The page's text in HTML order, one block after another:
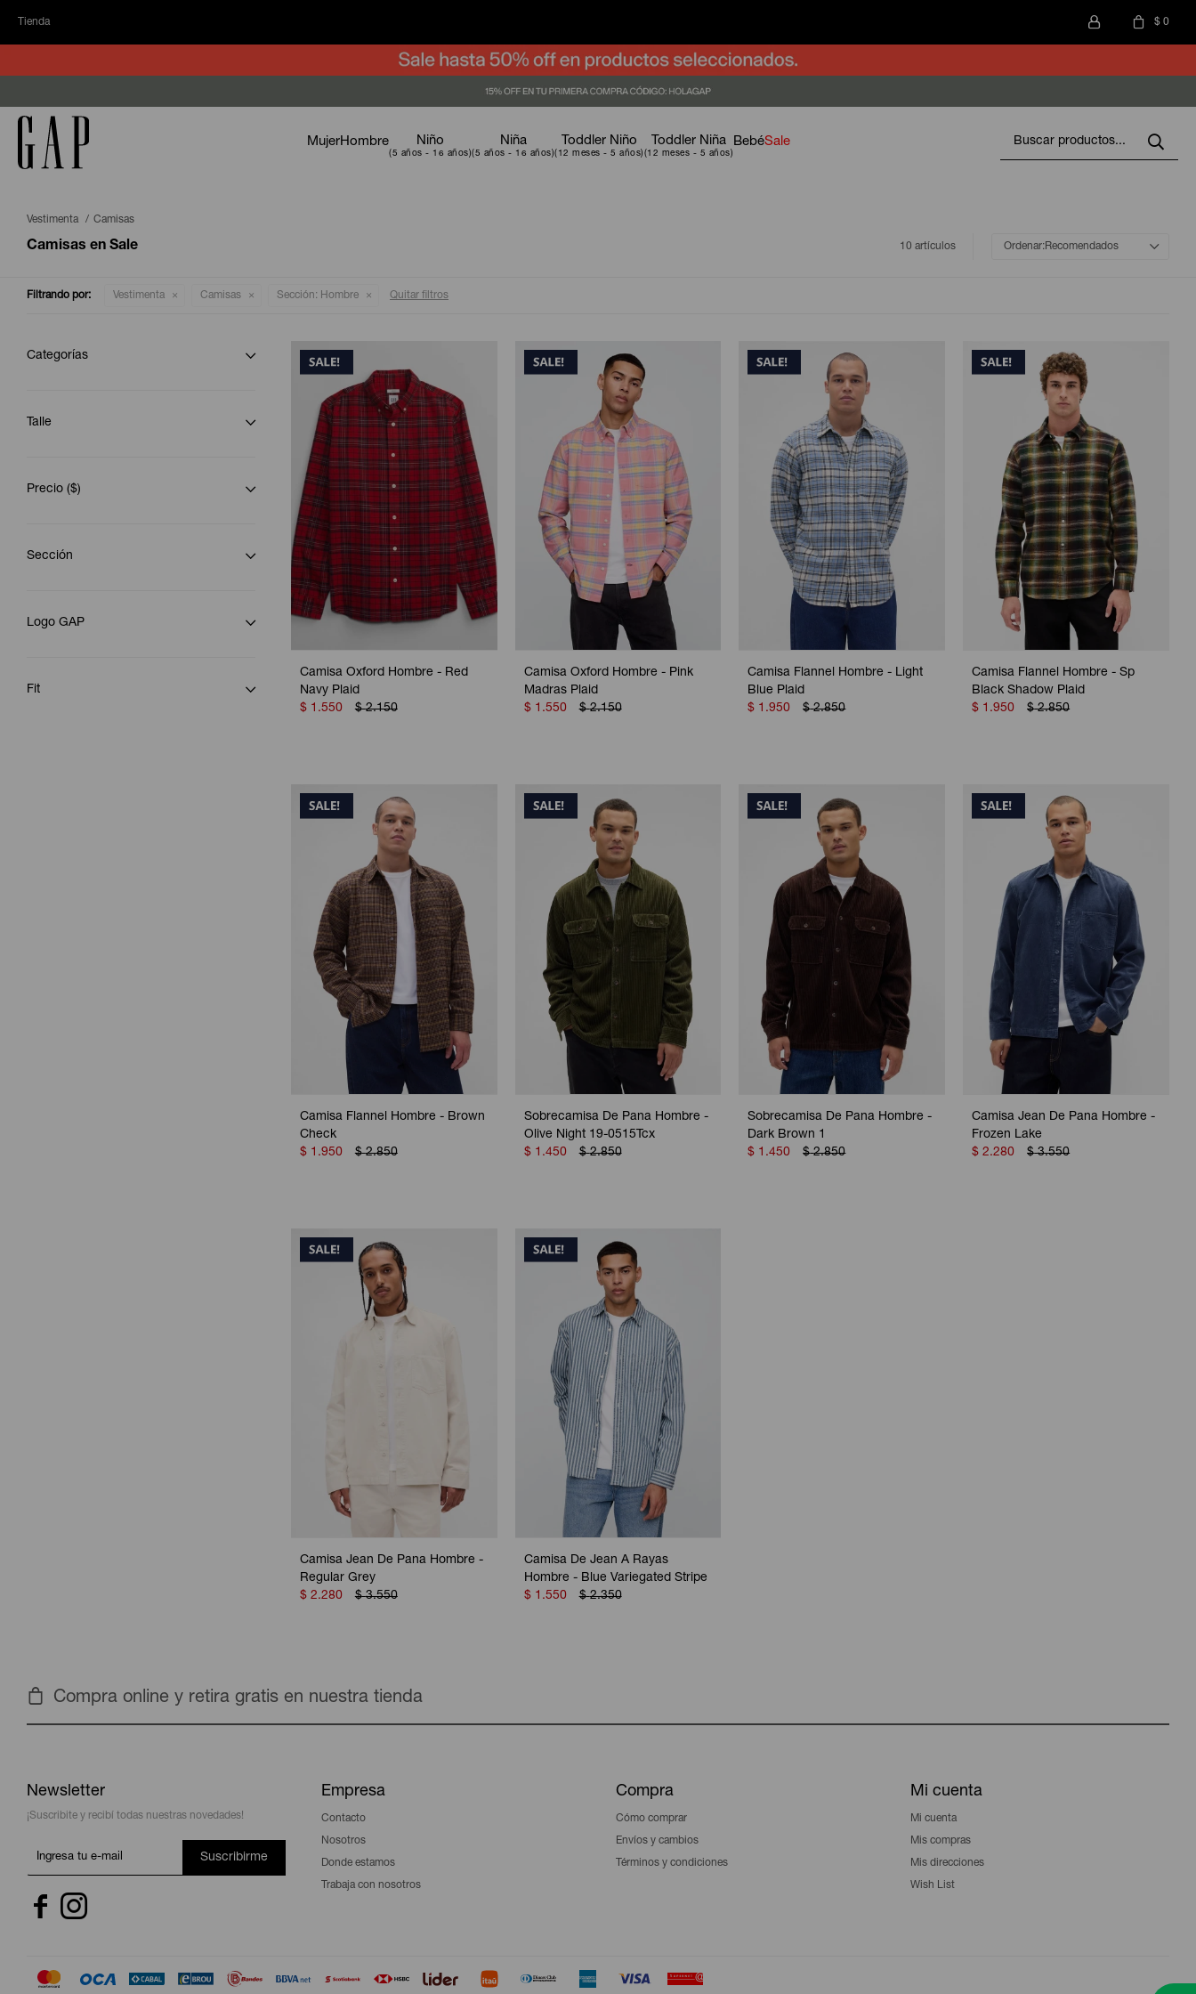
Tienda $ 0
MujerHombre Niño Niña Toddler Niño Toddler Niña BebéSale
Vestimenta Camisas
Camisas en Sale 10 artículos Recomendados
Filtrando por: Vestimenta Camisas Sección: Hombre Quitar filtros
Camisa Oxford Hombre - Red
Navy Plaid
$ 1.550 $ 2.150
Camisa Oxford Hombre - Pink
Madras Plaid
$ 1.550 $ 2.150
Camisa Flannel Hombre - Light
Blue Plaid
$ 1.950 $ 2.850
Camisa Flannel Hombre - Sp
Black Shadow Plaid
$ 1.950 $ 2.850
Camisa Flannel Hombre - Brown
Check
$ 1.950 $ 2.850
Sobrecamisa De Pana Hombre -
Olive Night 19-0515Tcx
$ 1.450 $ 2.850
Sobrecamisa De Pana Hombre -
Dark Brown 1
$ 1.450 $ 2.850
Camisa Jean De Pana Hombre -
Frozen Lake
$ 2.280 $ 3.550
Camisa Jean De Pana Hombre -
Regular Grey
$ 2.280 $ 3.550
Camisa De Jean A Rayas
Hombre - Blue Variegated Stripe
$ 1.550 $ 2.350
Categorías
Talle
Precio ($)
Sección
Logo GAP
Fit
Compra online y retira gratis en nuestra tienda
Newsletter
¡Suscribite y recibí todas nuestras novedades!
Suscribirme
 
Empresa
Contacto
Nosotros
Donde estamos
Trabaja con nosotros
Compra
Cómo comprar
Envíos y cambios
Términos y condiciones
Mi cuenta
Mi cuenta
Mis compras
Mis direcciones
Wish List